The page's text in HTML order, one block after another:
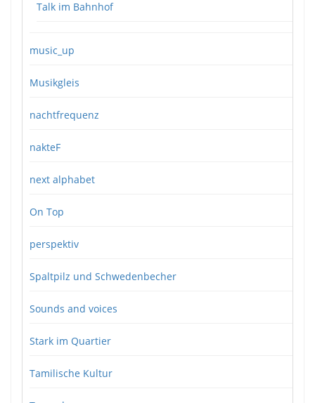
Talk im Bahnhof
music_up
Musikgleis
nachtfrequenz
nakteF
next alphabet
On Top
perspektiv
Spaltpilz und Schwedenbecher
Sounds and voices
Stark im Quartier
Tamilische Kultur